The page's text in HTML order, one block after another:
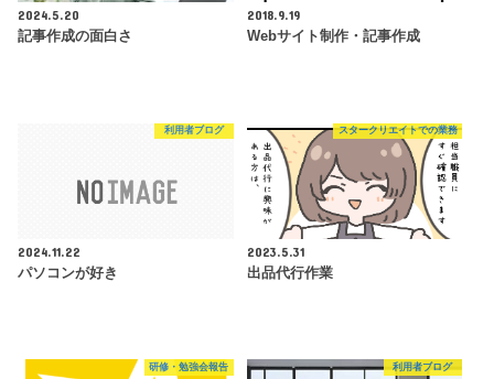
2024.5.20
記事作成の面白さ
2018.9.19
Webサイト制作・記事作成
利用者ブログ
2024.11.22
パソコンが好き
スタークリエイトでの業務
2023.5.31
出品代行作業
研修・勉強会報告 利用者ブログ